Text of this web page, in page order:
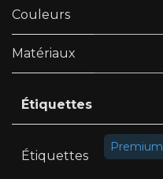
Couleurs
Matériaux
Étiquettes
Étiquettes
Premium